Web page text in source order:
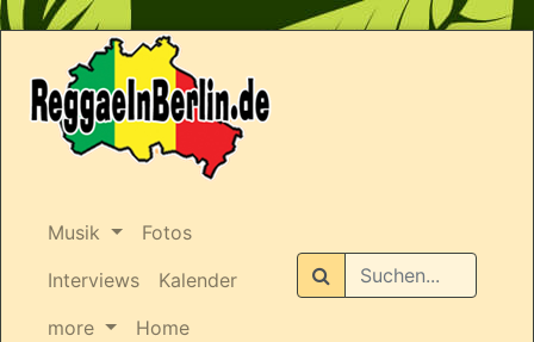
Musik
Fotos
Interviews
Kalender
more
Home
Suchen